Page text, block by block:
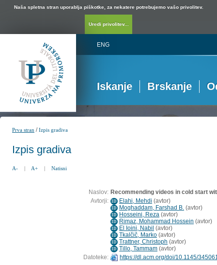
Naša spletna stran uporablja piškotke, za nekatere potrebujemo vašo privolitev.
Uredi privolitev...
ENG
Iskanje Brskanje
Prva stran /Izpis gradiva
Izpis gradiva
A- | A+ | Natisni
Naslov: Recommending videos in cold start
Avtorji: ID Elahi, Mehdi (avtor)
ID Moghaddam, Farshad B. (avtor)
ID Hosseini, Reza (avtor)
ID Rimaz, Mohammad Hossein (avtor)
ID El Ioini, Nabil (avtor)
ID Tkalčič, Marko (avtor)
ID Trattner, Christoph (avtor)
ID Tillo, Tammam (avtor)
Datoteke:
https://dl.acm.org/doi/10.1145/